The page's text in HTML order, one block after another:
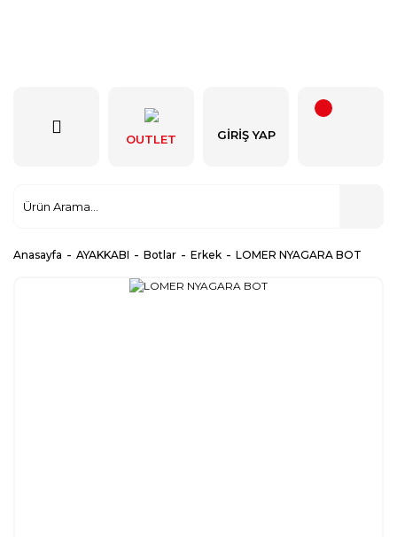
OUTLET GIRIŞ YAP
Anasayfa AYAKKABI Botlar Erkek LOMER NYAGARA BOT